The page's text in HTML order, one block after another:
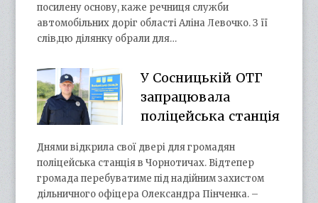
посилену основу, каже речниця служби
автомобільних доріг області Аліна Левочко. З її
слів,цю ділянку обрали для…
У Сосницькій ОТГ
запрацювала
поліцейська станція
Днями відкрила свої двері для громадян
поліцейська станція в Чорнотичах. Відтепер
громада перебуватиме під надійним захистом
дільничного офіцера Олександра Пінченка. –